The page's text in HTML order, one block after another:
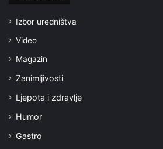
Izbor uredništva
Video
Magazin
Zanimljivosti
Ljepota i zdravlje
Humor
Gastro